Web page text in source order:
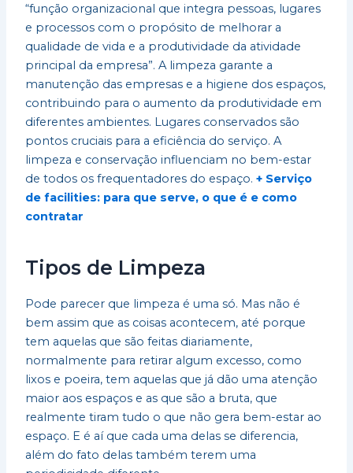
“função organizacional que integra pessoas, lugares
e processos com o propósito de melhorar a
qualidade de vida e a produtividade da atividade
principal da empresa”. A limpeza garante a
manutenção das empresas e a higiene dos espaços,
contribuindo para o aumento da produtividade em
diferentes ambientes. Lugares conservados são
pontos cruciais para a eficiência do serviço. A
limpeza e conservação influenciam no bem-estar
de todos os frequentadores do espaço.+ Serviço
de facilities: para que serve, o que é e como
contratar
Tipos de Limpeza
Pode parecer que limpeza é uma só. Mas não é
bem assim que as coisas acontecem, até porque
tem aquelas que são feitas diariamente,
normalmente para retirar algum excesso, como
lixos e poeira, tem aquelas que já dão uma atenção
maior aos espaços e as que são a bruta, que
realmente tiram tudo o que não gera bem-estar ao
espaço. E é aí que cada uma delas se diferencia,
além do fato delas também terem uma